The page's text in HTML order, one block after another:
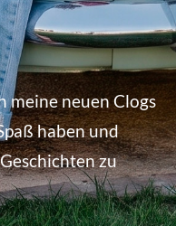
meine neuen Clogs
haben und
zu